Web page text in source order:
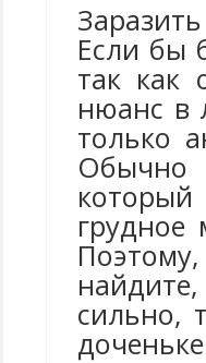
Если бы
так как
нюанс в
только
Обычно
сильно,